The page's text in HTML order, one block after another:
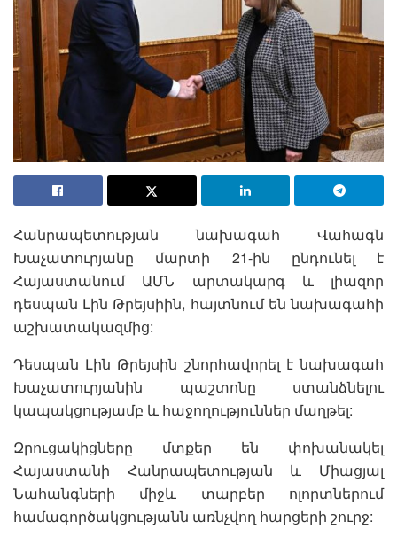
Հանրապետության նախագահ Վահագն
Խաչատուրյանը մարտի 21-ին ընդունել է
Հայաստանում ԱՄՆ արտակարգ և լիազոր
դեսպան Լին Թրեյսիին, հայտնում են նախագահի
աշխատակազմից:
Դեսպան Լին Թրեյսին շնորհավորել է նախագահ
Խաչատուրյանին պաշտոնը ստանձնելու
կապակցությամբ և հաջողություններ մաղթել:
Զրուցակիցները մտքեր են փոխանակել
Հայաստանի Հանրապետության և Միացյալ
Նահանգների միջև տարբեր ոլորտներում
համագործակցությանն առնչվող հարցերի շուրջ: